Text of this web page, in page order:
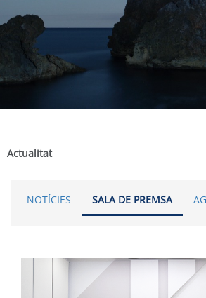
Actualitat
NOTÍCIES SALA DE PREMSA